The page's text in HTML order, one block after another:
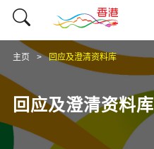
主页 回应及澄清资料库
回应及澄清资料库